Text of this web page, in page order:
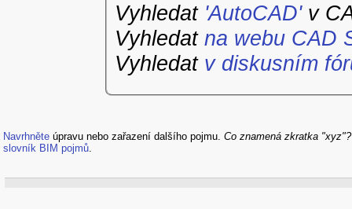
Vyhledat 'AutoCAD'v
Vyhledat na webu CAD
Vyhledat v diskusním
Navrhněte úpravu nebo zařazení dalšího pojmu. Co znamená zkratka
slovník BIM pojmů